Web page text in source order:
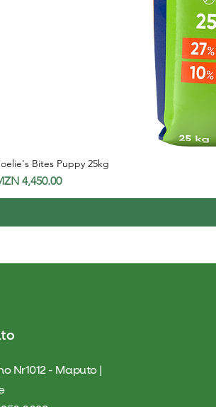
Bites Puppy 25kg
4,450.00
Nr1012 - Maputo |